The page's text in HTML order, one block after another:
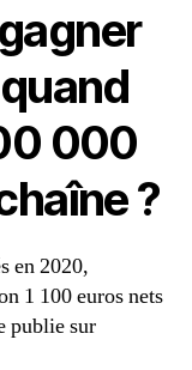
000
?
en 2020,
1 100 euros nets
publie sur